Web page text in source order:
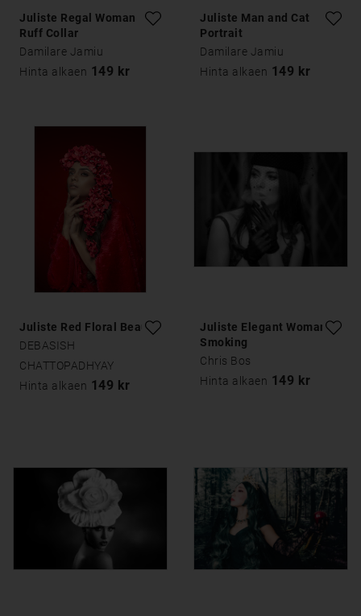
Juliste Regal Woman
Ruff Collar
Damilare Jamiu
Hinta alkaen 149 kr
Juliste Man and Cat
Portrait
Damilare Jamiu
Hinta alkaen 149 kr
Juliste Red Floral Beauty
DEBASISH
CHATTOPADHYAY
Hinta alkaen 149 kr
Juliste Elegant Woman
Smoking
Chris Bos
Hinta alkaen 149 kr